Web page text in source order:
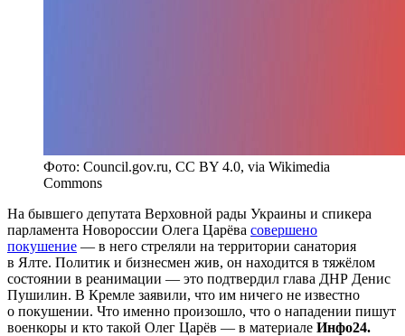
Фото: Council.gov.ru, CC BY 4.0, via Wikimedia
Commons
На бывшего депутата Верховной рады Украины и спикера
парламента Новороссии Олега Царёва совершено
покушение — в него стреляли на территории санатория
в Ялте. Политик и бизнесмен жив, он находится в тяжёлом
состоянии в реанимации — это подтвердил глава ДНР Денис
Пушилин. В Кремле заявили, что им ничего не известно
о покушении. Что именно произошло, что о нападении пишут
военкоры и кто такой Олег Царёв — в материале Инфо24.